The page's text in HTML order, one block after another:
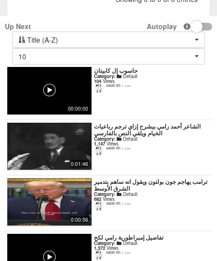
Up Next
Autoplay
Title (A-Z)
10
00:00:00
حاسوب إل كابيتان
Category: Default
104 Views
salah kh 1 year
0:01:46
‏الشاعر أحمد رامي بيشرح إزاي ترجم رباعيات
الخيام ويلقي النص بالفارسي
Category: Default
1,147Views
salah kh 1 year
0:00:56
ترامب يهاجم جون بولتون ويقول انه ساهم بتدمير
الشرق الأوسط
Category: Default
682 Views
salah kh 1 year
تفاصيل إمبراطورية رامي لكح
Category: Default
1,572Views
salah kh 1 year